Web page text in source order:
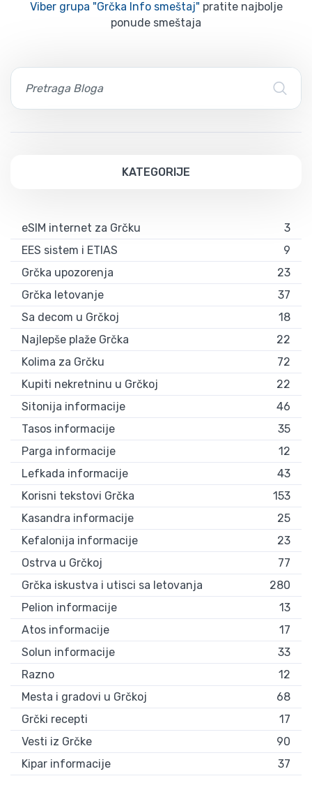
Viber grupa "Grčka Info smeštaj" pratite najbolje
ponude smeštaja
KATEGORIJE
eSIM internet za Grčku
3
EES sistem i ETIAS
9
Grčka upozorenja
23
Grčka letovanje
37
Sa decom u Grčkoj
18
Najlepše plaže Grčka
22
Kolima za Grčku
72
Kupiti nekretninu u Grčkoj
22
Sitonija informacije
46
Tasos informacije
35
Parga informacije
12
Lefkada informacije
43
Korisni tekstovi Grčka
153
Kasandra informacije
25
Kefalonija informacije
23
Ostrva u Grčkoj
77
Grčka iskustva i utisci sa letovanja
280
Pelion informacije
13
Atos informacije
17
Solun informacije
33
Razno
12
Mesta i gradovi u Grčkoj
68
Grčki recepti
17
Vesti iz Grčke
90
Kipar informacije
37